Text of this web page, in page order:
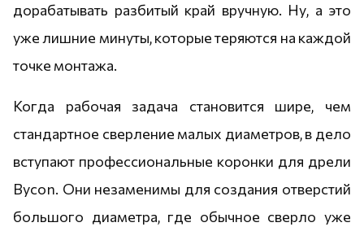
дорабатывать разбитый край вручную. Ну, а это
уже лишние минуты, которые теряются на каждой
точке монтажа.
Когда рабочая задача становится шире, чем
стандартное сверление малых диаметров, в дело
вступают профессиональные коронки для дрели
Bycon. Они незаменимы для создания отверстий
большого диаметра, где обычное сверло уже